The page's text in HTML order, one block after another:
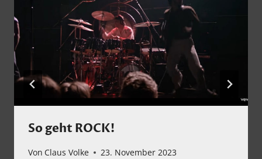
So geht ROCK!
Von Claus Volke 23. November 2023